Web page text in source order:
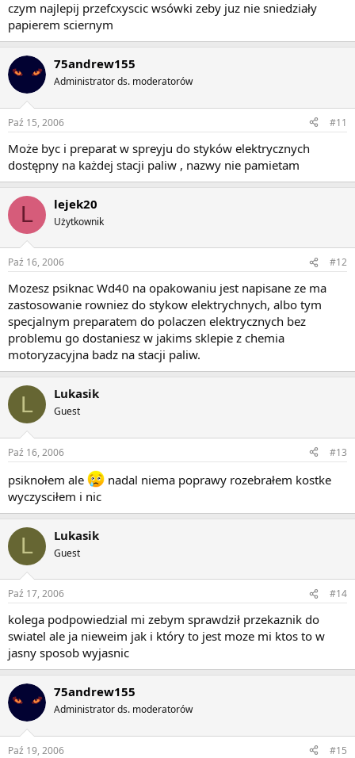
czym najlepij przefcxyscic wsówki zeby juz nie sniedziały
papierem sciernym
75andrew155
Administrator ds. moderatorów
Paź 15, 2006 #11
Może byc i preparat w spreyju do styków elektrycznych
dostępny na każdej stacji paliw , nazwy nie pamietam
L lejek20
Użytkownik
Paź 16, 2006 #12
Mozesz psiknac Wd40 na opakowaniu jest napisane ze ma
zastosowanie rowniez do stykow elektrychnych, albo tym
specjalnym preparatem do polaczen elektrycznych bez
problemu go dostaniesz w jakims sklepie z chemia
motoryzacyjna badz na stacji paliw.
L Lukasik
Guest
Paź 16, 2006 #13
psiknołem ale
nadal niema poprawy rozebrałem kostke
wyczysciłem i nic
L Lukasik
Guest
Paź 17, 2006 #14
kolega podpowiedzial mi zebym sprawdził przekaznik do
swiatel ale ja nieweim jak i który to jest moze mi ktos to w
jasny sposob wyjasnic
75andrew155
Administrator ds. moderatorów
Paź 19, 2006 #15